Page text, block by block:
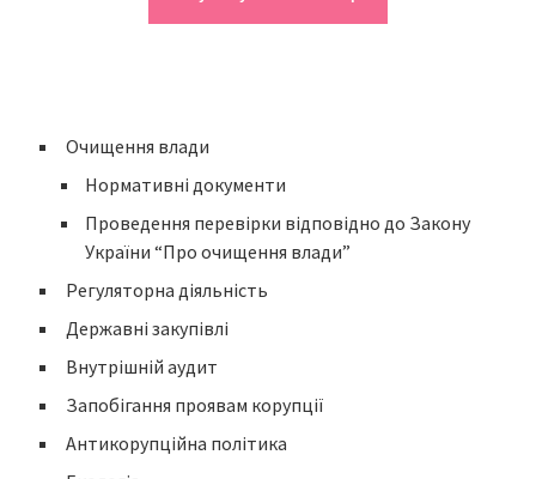
Очищення влади
Нормативні документи
Проведення перевірки відповідно до Закону
України “Про очищення влади”
Регуляторна діяльність
Державні закупівлі
Внутрішній аудит
Запобігання проявам корупції
Антикорупційна політика